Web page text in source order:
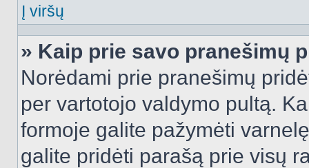
Į viršų
» Kaip prie savo pranešimų
Norėdami prie pranešimų
per vartotojo valdymo pultą.
formoje galite pažymėti
galite pridėti parašą prie visų